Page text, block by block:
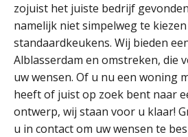
zojuist het juiste bedrijf
namelijk niet simpelweg te
standaardkeukens. Wij bieden
Alblasserdam en omstreken, die
uw wensen. Of u nu een woning
heeft of juist op zoek bent naar
ontwerp, wij staan voor u klaar!
u in contact om uw wensen te